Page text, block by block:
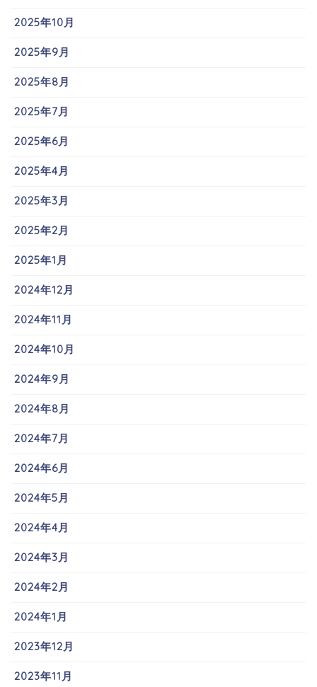
2025年10月
2025年9月
2025年8月
2025年7月
2025年6月
2025年4月
2025年3月
2025年2月
2025年1月
2024年12月
2024年11月
2024年10月
2024年9月
2024年8月
2024年7月
2024年6月
2024年5月
2024年4月
2024年3月
2024年2月
2024年1月
2023年12月
2023年11月